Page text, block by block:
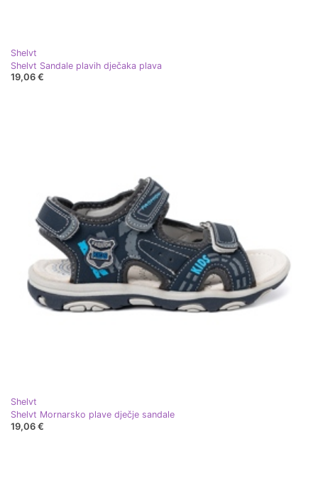
Shelvt
Shelvt Sandale plavih dječaka plava
19,06 €
Shelvt
Shelvt Mornarsko plave dječje sandale
19,06 €